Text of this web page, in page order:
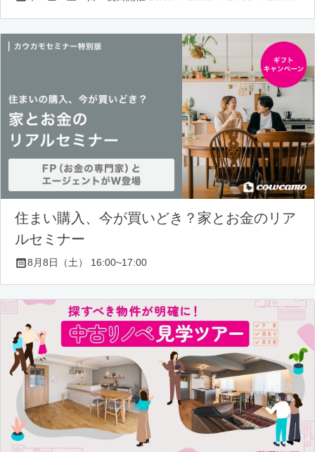
住まい購入、今が買いどき？家とお金のリア
ルセミナー
8月8日（土） 16:00~17:00